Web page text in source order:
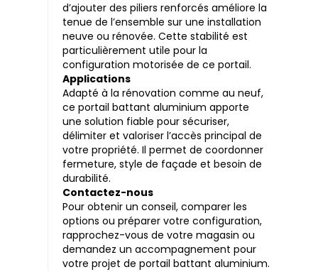
d’ajouter des piliers renforcés améliore la
tenue de l’ensemble sur une installation
neuve ou rénovée. Cette stabilité est
particulièrement utile pour la
configuration motorisée de ce portail.
Applications
Adapté à la rénovation comme au neuf,
ce portail battant aluminium apporte
une solution fiable pour sécuriser,
délimiter et valoriser l’accès principal de
votre propriété. Il permet de coordonner
fermeture, style de façade et besoin de
durabilité.
Contactez-nous
Pour obtenir un conseil, comparer les
options ou préparer votre configuration,
rapprochez-vous de votre magasin ou
demandez un accompagnement pour
votre projet de portail battant aluminium.